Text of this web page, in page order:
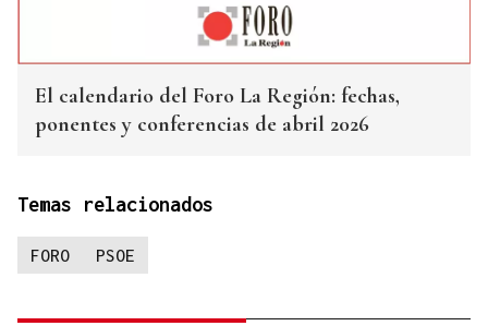
El calendario del Foro La Región: fechas,
ponentes y conferencias de abril 2026
Temas relacionados
FORO PSOE